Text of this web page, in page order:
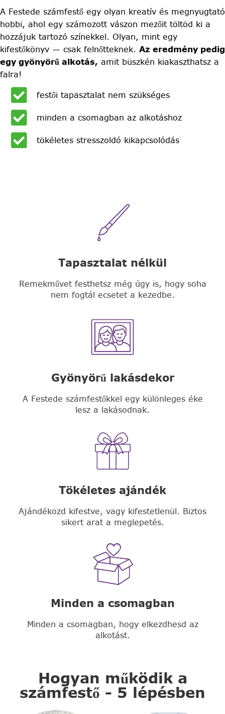
A Festede számfestő egy olyan kreatív és megnyugtató
hobbi, ahol egy számozott vászon mezőit töltöd ki a
hozzájuk tartozó színekkel. Olyan, mint egy
kifestőkönyv — csak felnőtteknek. Az eredmény pedig
egy gyönyörű alkotás, amit büszkén kiakaszthatsz a
falra!
festői tapasztalat nem szükséges
minden a csomagban az alkotáshoz
tökéletes stresszoldó kikapcsolódás
Tapasztalat nélkül
Remekművet festhetsz még úgy is, hogy soha
nem fogtál ecsetet a kezedbe.
Gyönyörű lakásdekor
A Festede számfestőkkel egy különleges éke
lesz a lakásodnak.
Tökéletes ajándék
Ajándékozd kifestve, vagy kifestetlenül. Biztos
sikert arat a meglepetés.
Minden a csomagban
Minden a csomagban, hogy elkezdhesd az
alkotást.
Hogyan működik a
számfestő - 5 lépésben